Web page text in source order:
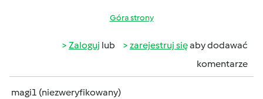
Góra strony
Zaloguj lub zarejestruj sięaby dodawać
komentarze
magi1 (niezweryfikowany)